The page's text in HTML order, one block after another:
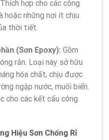
hợp cho các công
hoặc những nơi ít chịu
thời tiết.
(Sơn Epoxy): Gồm
rắn. Loại này sở hữu
hóa chất, chịu được
ngập nước, muối biển.
cho các kết cấu công
Hiệu Sơn Chống Rỉ